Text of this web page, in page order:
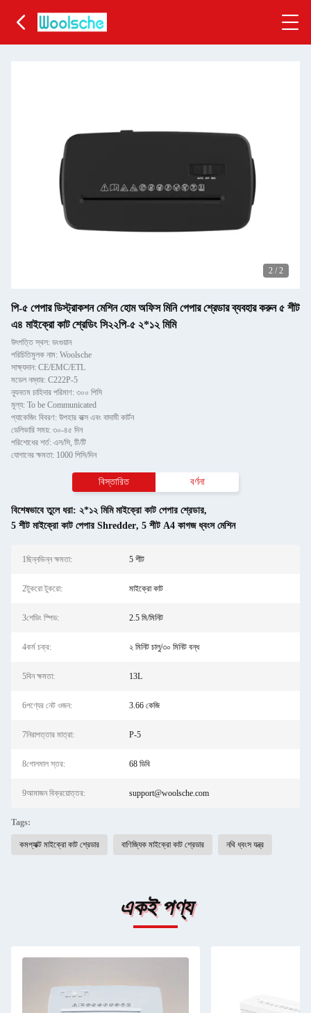
2 / 2
পি-৫ পেপার ডিস্ট্রাকশন মেশিন হোম অফিস মিনি পেপার শ্রেডার ব্যবহার করুন ৫ শীট
এ৪ মাইক্রো কাট শ্রেডিং সি২২পি-৫ ২*১২ মিমি
উৎপত্তি স্থল: ডংগুয়ান
পরিচিতিমুলক নাম: Woolsche
সাক্ষ্যদান: CE/EMC/ETL
মডেল নম্বার: C222P-5
ন্যূনতম চাহিদার পরিমাণ: ৩০০ পিসি
মূল্য: To be Communicated
প্যাকেজিং বিবরণ: উপহার বাক্স এবং বাদামী কার্টন
ডেলিভারি সময়: ৩০-৪৫ দিন
পরিশোধের শর্ত: এল/সি, টি/টি
যোগানের ক্ষমতা: 1000 পিসি/দিন
বিস্তারিত বর্ণনা
বিশেষভাবে তুলে ধরা: ২*১২ মিমি মাইক্রো কাট পেপার শ্রেডার,
5 শীট মাইক্রো কাট পেপার Shredder, 5 শীট A4 কাগজ ধ্বংস মেশিন
1ছিন্নভিন্ন ক্ষমতা: 5 শীট
2টুকরো টুকরো: মাইক্রো কাট
3শেডিং স্পিড: 2.5 মি/মিনিট
4কর্ম চক্র: ২ মিনিট চালু/৩০ মিনিট বন্ধ
5বিন ক্ষমতা: 13L
6পণ্যের নেট ওজন: 3.66 কেজি
7নিরাপত্তার মাত্রা: P-5
8গোলমাল স্তর: 68 ডিবি
9আমাজন বিক্রয়োত্তর: support@woolsche.com
Tags:
কমপ্যাক্ট মাইক্রো কাট শ্রেডার বাণিজ্যিক মাইক্রো কাট শ্রেডার নথি ধ্বংস যন্ত্র
একই পণ্য